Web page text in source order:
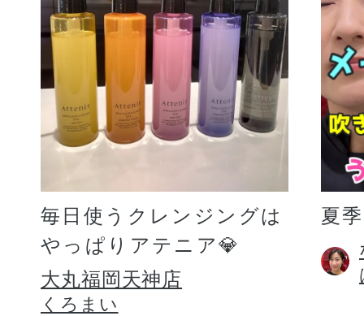
毎日使うクレンジングは
やっぱりアテニア💎
大丸福岡天神店
くろまい
夏